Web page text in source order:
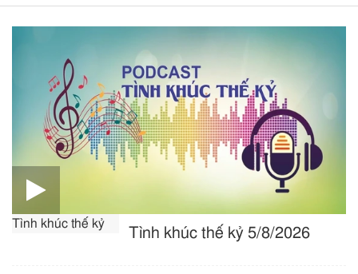
Tình khúc thế kỷ
Tình khúc thế kỷ 5/8/2026